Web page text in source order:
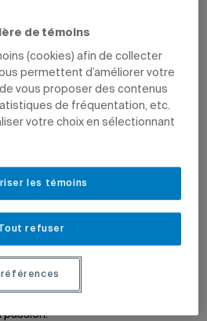
nécessite une phase de
la scénarisation ou la
passion.
de témoins
(cookies) afin de collecter
permettent d’améliorer votre
vous proposer des contenus
de fréquentation, etc.
votre choix en sélectionnant
refuser
les témoins